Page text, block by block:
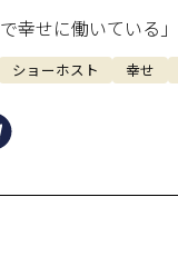
幸せに働いている
ショーホスト 幸せ